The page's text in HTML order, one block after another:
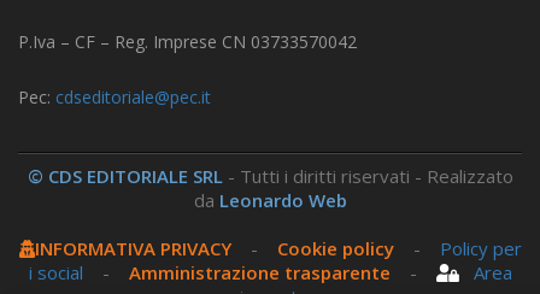
P.Iva – CF – Reg. Imprese CN 03733570042
Pec: cdseditoriale@pec.it
© CDS EDITORIALE SRL - Tutti i diritti riservati - Realizzato
da Leonardo Web
INFORMATIVA PRIVACY- Cookie policy- Policy per
i social - Amministrazione trasparente -
Area